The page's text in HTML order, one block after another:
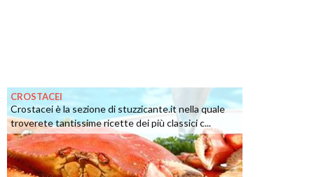
CROSTACEI
Crostacei è la sezione di stuzzicante.it nella quale
troverete tantissime ricette dei più classici c...